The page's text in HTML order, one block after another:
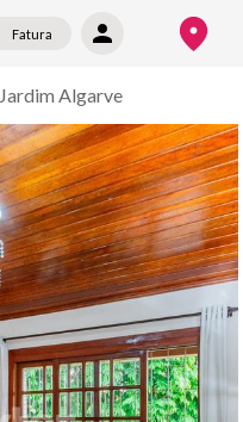
Fatura
Jardim Algarve